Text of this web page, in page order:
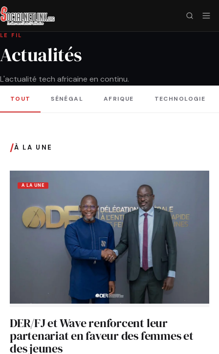
LE FIL
Actualités
L'actualité tech africaine en continu.
TOUT SÉNÉGAL AFRIQUE TECHNOLOGIE
/À LA UNE
A LA UNE
DER/FJ et Wave renforcent leur
partenariat en faveur des femmes et
des jeunes